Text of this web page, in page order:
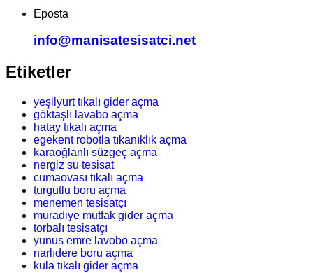
Eposta
info@manisatesisatci.net
Etiketler
yeşilyurt tıkalı gider açma
göktaşlı lavabo açma
hatay tıkalı açma
egekent robotla tıkanıklık açma
karaoğlanlı süzgeç açma
nergiz su tesisat
cumaovası tıkalı açma
turgutlu boru açma
menemen tesisatçı
muradiye mutfak gider açma
torbalı tesisatçı
yunus emre lavobo açma
narlıdere boru açma
kula tıkalı gider açma